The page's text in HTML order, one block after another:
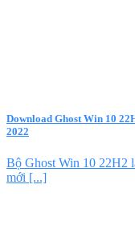
Download Ghost Win 10
2022
Bộ Ghost Win 10 22H2
mới [...]